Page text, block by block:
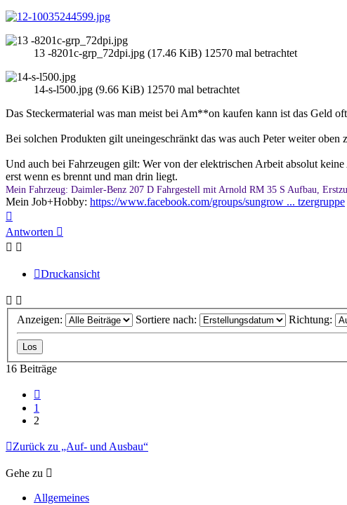
13 -8201c-grp_72dpi.jpg (17.46 KiB) 12570 mal betrachtet
14-s-l500.jpg (9.66 KiB) 12570 mal betrachtet
Das Steckermaterial was man meist bei Am**on kaufen kann ist das Geld
Bei solchen Produkten gilt uneingeschränkt das was auch Peter weiter oben
Und auch bei Fahrzeugen gilt: Wer von der elektrischen Arbeit absolut
erst wenn es brennt und man drin liegt.
Mein Fahrzeug: Daimler-Benz 207 D Fahrgestell mit Arnold RM 35 S Aufbau,
Mein Job+Hobby: https://www.facebook.com/groups/sungrow ... tzergruppe
oben
Antworten
Druckansicht
Anzeigen: Sortiere nach: Richtung:
16 Beiträge
1
2
Zurück zu „Auf- und Ausbau“
Gehe zu
Allgemeines